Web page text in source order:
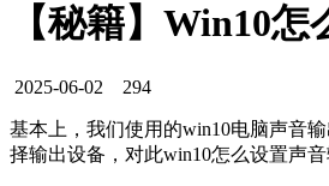
【秘籍】Win10
2025-06-02 294
基本上，我们使用的win10电脑声音
择输出设备，对此win10怎么设置声